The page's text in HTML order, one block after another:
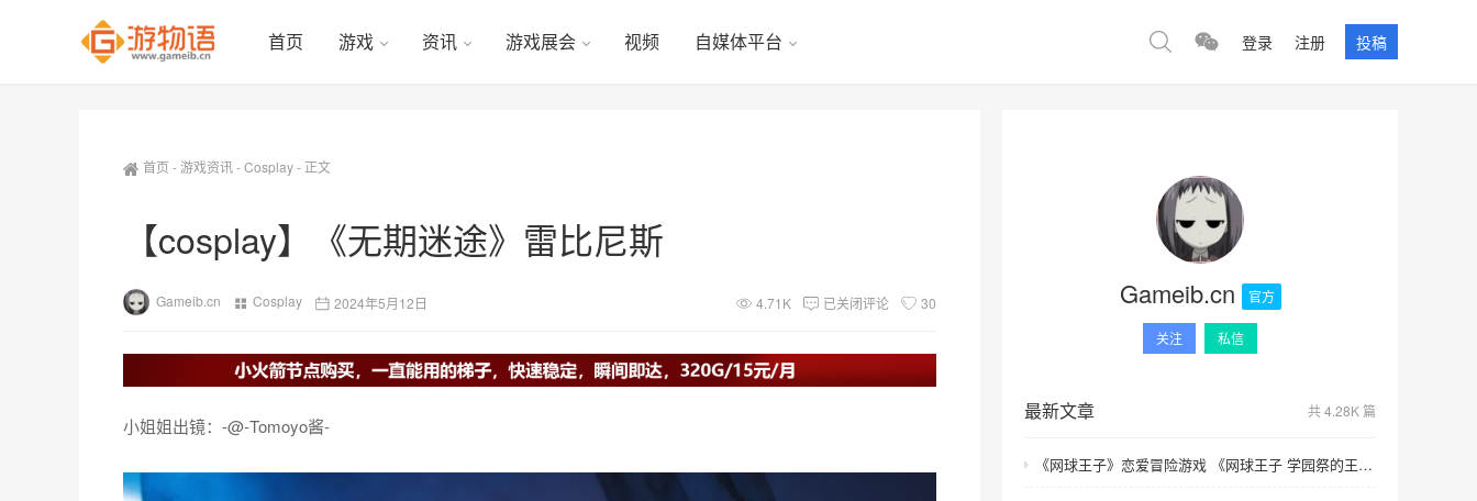
首页 游戏 资讯 游戏展会 视频 自媒体平台 登录 注册 投稿
首页 -游戏资讯-Cosplay- 正文
【cosplay】《无期迷途》雷比尼斯
Gameib.cn Cosplay 2024年5月12日 4.71K 已关闭评论 30
小姐姐出镜：-@-Tomoyo酱-
Gameib.cn 官方
关注 私信
最新文章 共 4.28K 篇
《网球王子》恋爱冒险游戏 《网球王子 学园祭的王子们 ♡-40 and more…》与《网球王子 心跳求生 Tie break ♡game》发售